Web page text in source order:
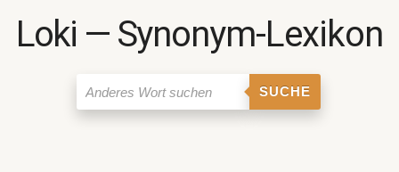
Loki ― Synonym-Lexikon
SUCHE